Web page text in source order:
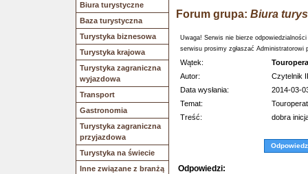
Biura turystyczne
Baza turystyczna
Turystyka biznesowa
Turystyka krajowa
Turystyka zagraniczna
wyjazdowa
Transport
Gastronomia
Turystyka zagraniczna
przyjazdowa
Turystyka na świecie
Inne związane z branżą
Forum grupa: Biura
Uwaga! Serwis nie bierze
serwisu prosimy zgłaszać Administratorowi
Wątek:
Autor:
Czytelnik
Data wysłania:
2014-03-
Temat:
Treść:
dobra
Odpowiedz
Odpowiedzi: